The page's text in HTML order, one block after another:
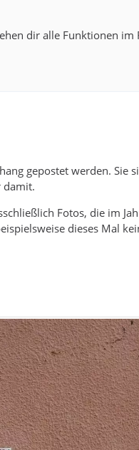
dir alle Funktionen im
gepostet werden. Sie
damit.
Fotos, die im
dieses Mal